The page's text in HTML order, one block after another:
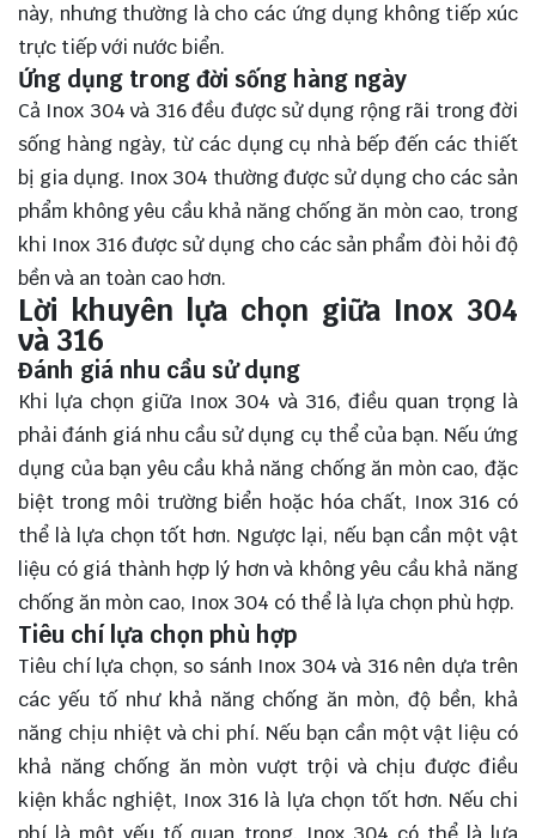
này, nhưng thường là cho các ứng dụng không tiếp xúc
trực tiếp với nước biển.
Ứng dụng trong đời sống hàng ngày
Cả Inox 304 và 316 đều được sử dụng rộng rãi trong đời
sống hàng ngày, từ các dụng cụ nhà bếp đến các thiết
bị gia dụng. Inox 304 thường được sử dụng cho các sản
phẩm không yêu cầu khả năng chống ăn mòn cao, trong
khi Inox 316 được sử dụng cho các sản phẩm đòi hỏi độ
bền và an toàn cao hơn.
Lời khuyên lựa chọn giữa Inox 304
và 316
Đánh giá nhu cầu sử dụng
Khi lựa chọn giữa Inox 304 và 316, điều quan trọng là
phải đánh giá nhu cầu sử dụng cụ thể của bạn. Nếu ứng
dụng của bạn yêu cầu khả năng chống ăn mòn cao, đặc
biệt trong môi trường biển hoặc hóa chất, Inox 316 có
thể là lựa chọn tốt hơn. Ngược lại, nếu bạn cần một vật
liệu có giá thành hợp lý hơn và không yêu cầu khả năng
chống ăn mòn cao, Inox 304 có thể là lựa chọn phù hợp.
Tiêu chí lựa chọn phù hợp
Tiêu chí lựa chọn, so sánh Inox 304 và 316 nên dựa trên
các yếu tố như khả năng chống ăn mòn, độ bền, khả
năng chịu nhiệt và chi phí. Nếu bạn cần một vật liệu có
khả năng chống ăn mòn vượt trội và chịu được điều
kiện khắc nghiệt, Inox 316 là lựa chọn tốt hơn. Nếu chi